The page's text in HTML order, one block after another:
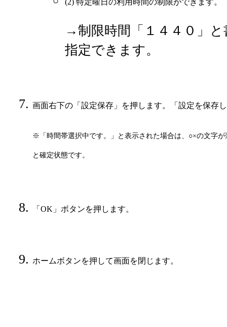
(2) 特定曜日の利用時間の制限ができます。
→制限時間「１４４０」
指定できます。
画面右下の「設定保存」を押します。「設定を保存
※「時間帯選択中です。」と表示された場合は、○×の文字
と確定状態です。
「OK」ボタンを押します。
ホームボタンを押して画面を閉じます。